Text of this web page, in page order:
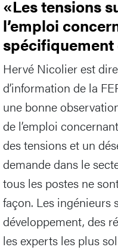
«Les tensions
l’emploi
Hervé Nicolier est
d’information de la
une bonne
de l’emploi
des tensions et un
demande dans le
tous les postes ne
façon. Les ingénieurs
développement, des
les experts les plus